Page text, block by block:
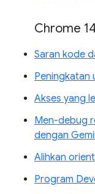
Chrome
Saran kode
Peningkatan
Akses yang
Men-debug
dengan
Alihkan
Program